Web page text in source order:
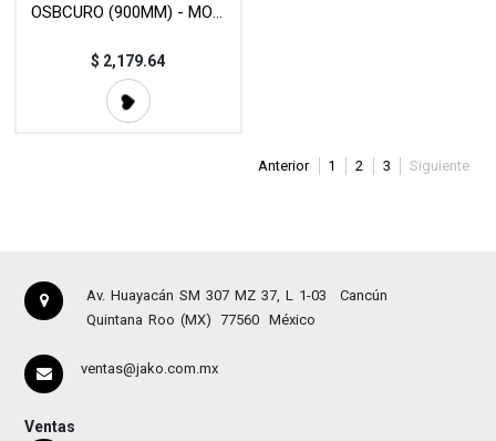
OSBCURO (900MM) - MOD.
$ 2,179.64
Anterior 1 2 3 Siguiente
Av. Huayacán SM 307 MZ 37, L 1-03
Cancún
Quintana Roo (MX)
77560 México
ventas@jako.com.mx
Ventas